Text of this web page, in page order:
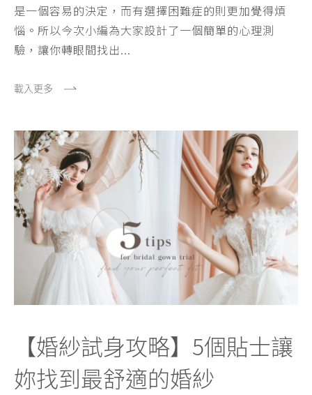
載入更多
是一個容易的決定，而有選擇困難症的則更加覺得煩
惱。所以今次小編為大家設計了一個簡單的心理測
驗，讓你轉眼間找出...
【婚紗試身攻略】5個貼士讓
妳找到最舒適的婚紗